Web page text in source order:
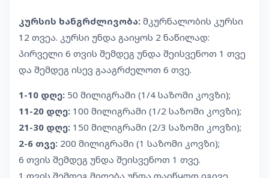
კურსის ხანგრძლივობა: მკურნალობის კურსი
12 თვეა. კურსი უნდა გაიყოს 2 ნაწილად:
პირველი 6 თვის შემდეგ უნდა შეისვენოთ 1 თვე
და შემდეგ ისევ გააგრძელოთ 6 თვე.
1-10 დღე: 50 მილიგრამი (1/4 საზომი კოვზი);
11-20 დღე: 100 მილიგრამი (1/2 საზომი კოვზი);
21-30 დღე: 150 მილიგრამი (2/3 საზომი კოვზი);
2-6 თვე: 200 მილიგრამი (1 საზომი კოვზი);
6 თვის შემდეგ უნდა შეისვენოთ 1 თვე.